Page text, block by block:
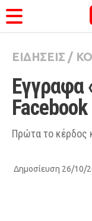
ΚΑΤΗΓΟΡΊΕΣ
Ειδήσεις
Θέματα
Videos
Viral
ΕΙΔΗΣΕΙΣ /
Eγγραφα
Facebook
Πρώτα το κέρδος
Δημοσίευση 26/10/